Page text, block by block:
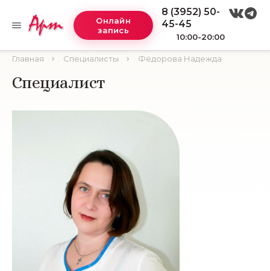
Онлайн
запись
8 (3952) 50-
45-45
10:00-20:00
Главная Специалисты Фёдорова Надежда
Специалист